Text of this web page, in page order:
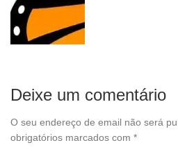
Deixe um comentário
O seu endereço de email não será
obrigatórios marcados com *